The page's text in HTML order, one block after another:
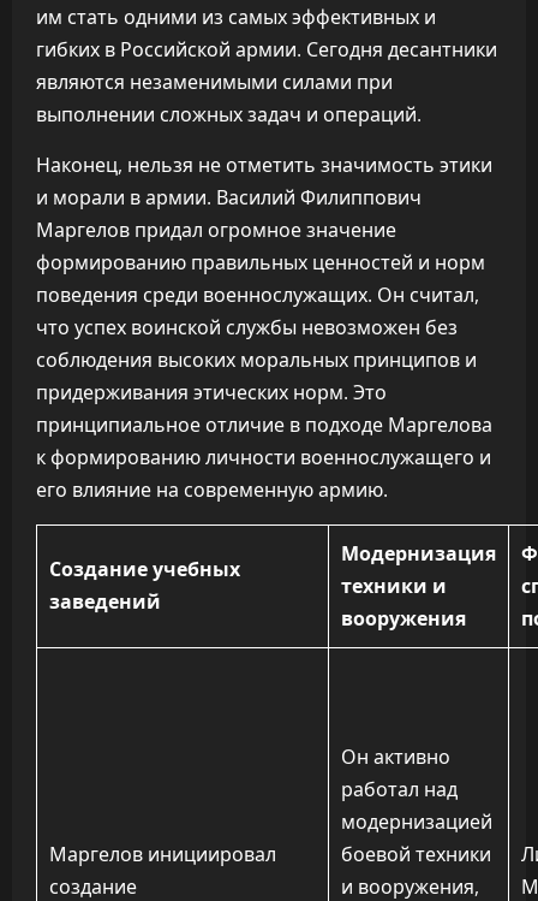
им стать одними из самых эффективных и
гибких в Российской армии. Сегодня десантники
являются незаменимыми силами при
выполнении сложных задач и операций.
Наконец, нельзя не отметить значимость этики
и морали в армии. Василий Филиппович
Маргелов придал огромное значение
формированию правильных ценностей и норм
поведения среди военнослужащих. Он считал,
что успех воинской службы невозможен без
соблюдения высоких моральных принципов и
придерживания этических норм. Это
принципиальное отличие в подходе Маргелова
к формированию личности военнослужащего и
его влияние на современную армию.
Создание учебных
заведений
Модернизация
техники и
вооружения
Маргелов инициировал
создание
Он активно
работал над
модернизацией
боевой техники
и вооружения,